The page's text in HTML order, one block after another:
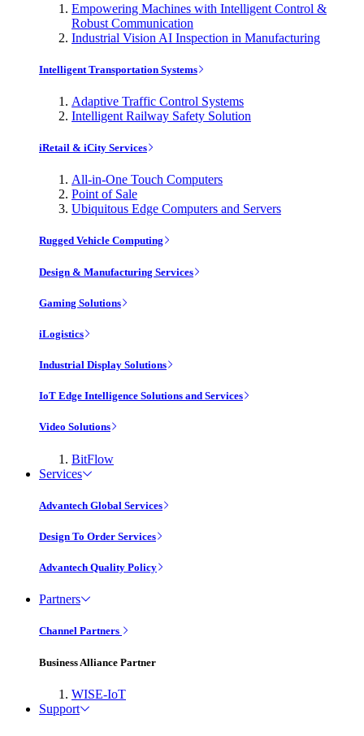
Empowering Machines with Intelligent Control &
Robust Communication
Industrial Vision AI Inspection in Manufacturing
Intelligent Transportation Systems
Adaptive Traffic Control Systems
Intelligent Railway Safety Solution
iRetail & iCity Services
All-in-One Touch Computers
Point of Sale
Ubiquitous Edge Computers and Servers
Rugged Vehicle Computing
Design & Manufacturing Services
Gaming Solutions
iLogistics
Industrial Display Solutions
IoT Edge Intelligence Solutions and Services
Video Solutions
BitFlow
Services
Advantech Global Services
Design To Order Services
Advantech Quality Policy
Partners
Channel Partners
Business Alliance Partner
WISE-IoT
Support